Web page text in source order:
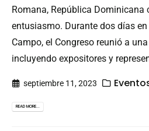
Romana, República Dominicana
entusiasmo. Durante dos días
Campo, el Congreso reunió a
incluyendo expositores y
septiembre 11, 2023
READ MORE...